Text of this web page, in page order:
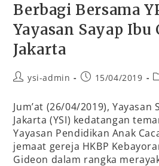
Berbagi Bersama
Yayasan Sayap Ibu
Jakarta
ysi-admin 15/04/2019
Jum’at (26/04/2019), Yayasan
Jakarta (YSI) kedatangan
Yayasan Pendidikan Anak
jemaat gereja HKBP
Gideon dalam rangka